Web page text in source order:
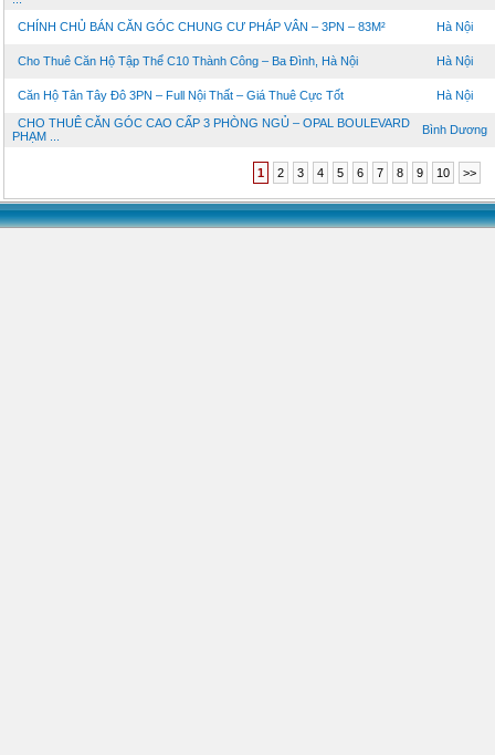
CHÍNH CHỦ BÁN CĂN GÓC CHUNG CƯ PHÁP VÂN – 3PN – 83M² Hà Nội
Cho Thuê Căn Hộ Tập Thể C10 Thành Công – Ba Đình, Hà Nội Hà Nội
Căn Hộ Tân Tây Đô 3PN – Full Nội Thất – Giá Thuê Cực Tốt Hà Nội
CHO THUÊ CĂN GÓC CAO CẤP 3 PHÒNG NGỦ – OPAL BOULEVARD
PHẠM ...
Bình Dương
1 2 3 4 5 6 7 8 9 10 >>